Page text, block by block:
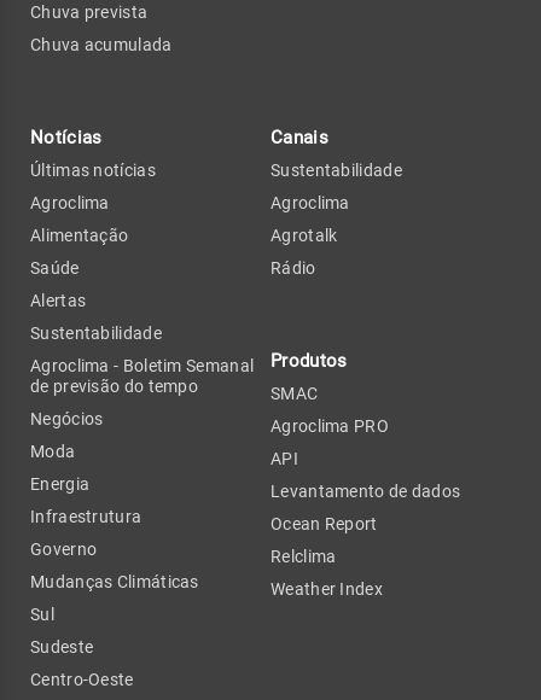
Chuva prevista
Chuva acumulada
Notícias
Últimas notícias
Agroclima
Alimentação
Saúde
Alertas
Sustentabilidade
Agroclima - Boletim Semanal
de previsão do tempo
Negócios
Moda
Energia
Infraestrutura
Governo
Mudanças Climáticas
Sul
Sudeste
Centro-Oeste
Canais
Sustentabilidade
Agroclima
Agrotalk
Rádio
Produtos
SMAC
Agroclima PRO
API
Levantamento de dados
Ocean Report
Relclima
Weather Index